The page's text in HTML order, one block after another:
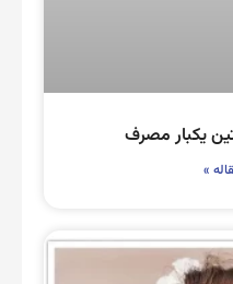
یکبار مصرف
»